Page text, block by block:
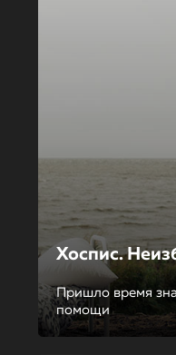
Хоспис.
Пришло время
помощи